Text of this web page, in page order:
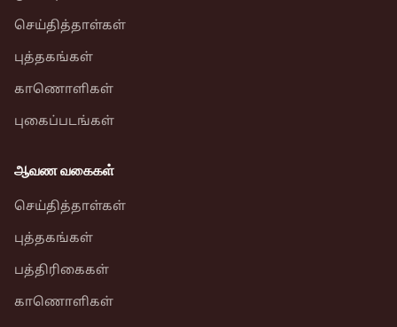
செய்தித்தாள்கள்
புத்தகங்கள்
காணொளிகள்
புகைப்படங்கள்
ஆவண வகைகள்
செய்தித்தாள்கள்
புத்தகங்கள்
பத்திரிகைகள்
காணொளிகள்